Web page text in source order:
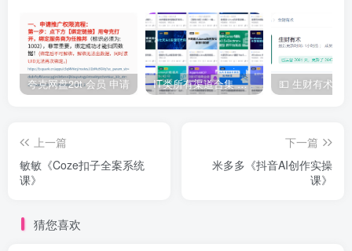
│ ├── IMG_20260115_095406.jpg
│ ├── IMG_20260115_100141.jpg
│ ├── IMG_20260115_100526.jpg
│ ├── IMG_20260115_100707.jpg
│ ├── IMG_20260115_102722.jpg
│ ├── IMG_20260115_105224.jpg
夸克网盘20t 会员 申请 IT类所有渠道合集 持续日更，目前近四千多条资源 年费用户微信私信获取权限
上一篇
敏敏《Coze扣子全案系统
课》
下一篇
米多多《抖音AI创作实操
课》
猜您喜欢